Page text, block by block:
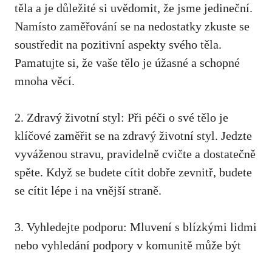
těla a⁢ je důležité si uvědomit, ‍že jsme jedineční.
Namísto zaměřování se na⁤ nedostatky zkuste se
soustředit na⁤ pozitivní aspekty svého těla.
Pamatujte si, že vaše tělo⁤ je úžasné a schopné
mnoha‌ věcí.
2. Zdravý životní styl: Při péči o své tělo je
klíčové zaměřit se na zdravý životní styl. Jedzte
vyváženou stravu,⁤ pravidelně cvičte a dostatečně​
spěte. ⁤Když se budete cítit dobře ⁣zevnitř, budete
se cítit lépe i na ‍vnější straně.
3. Vyhledejte ⁤podporu: Mluvení⁣ s blízkými lidmi‍
nebo vyhledání podpory v komunitě může být